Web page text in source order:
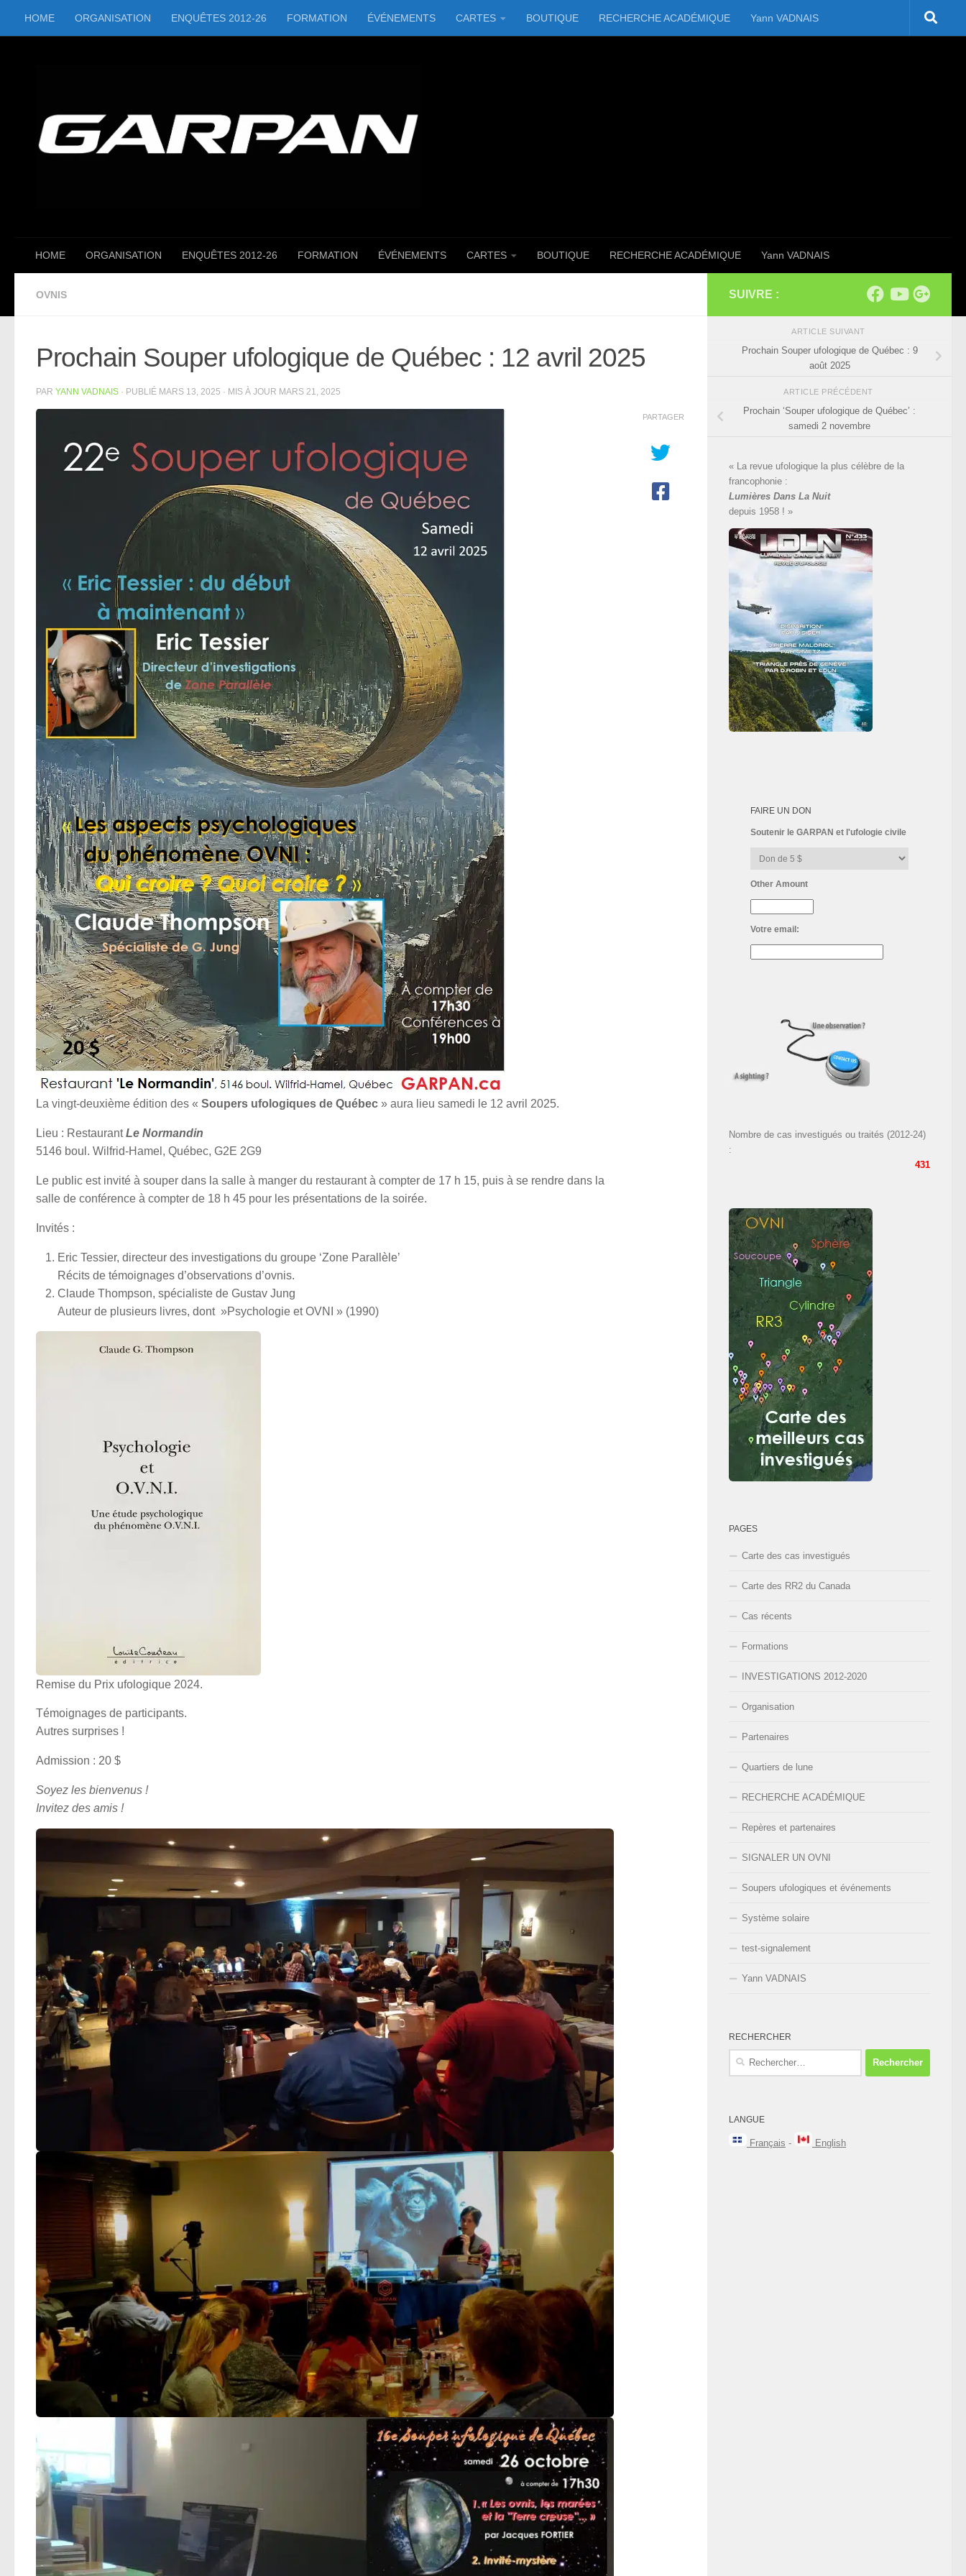
Skip to content
HOME ORGANISATION ENQUÊTES 2012-26 FORMATION ÉVÉNEMENTS CARTES BOUTIQUE RECHERCHE ACADÉMIQUE Yann VADNAIS
HOME ORGANISATION ENQUÊTES 2012-26 FORMATION ÉVÉNEMENTS CARTES BOUTIQUE RECHERCHE ACADÉMIQUE Yann VADNAIS
OVNIS
Prochain Souper ufologique de Québec : 12 avril 2025
PAR YANN VADNAIS · PUBLIÉ MARS 13, 2025 · MIS À JOUR MARS 21, 2025
La vingt-deuxième édition des « Soupers ufologiques de Québec » aura lieu samedi le 12 avril 2025.
Lieu : RestaurantLe Normandin
5146 boul. Wilfrid-Hamel, Québec, G2E 2G9
Le public est invité à souper dans la salle à manger du restaurant à compter de 17 h 15, puis à se rendre dans la
salle de conférence à compter de 18 h 45 pour les présentations de la soirée.
Invités :
Eric Tessier, directeur des investigations du groupe ‘Zone Parallèle’
Récits de témoignages d’observations d’ovnis.
Claude Thompson, spécialiste de Gustav Jung
Auteur de plusieurs livres, dont »Psychologie et OVNI » (1990)
Remise du Prix ufologique 2024.
Témoignages de participants.
Autres surprises !
Admission : 20 $
Soyez les bienvenus !
Invitez des amis !
PARTAGER
SUIVRE :
ARTICLE SUIVANT
Prochain Souper ufologique de Québec : 9
août 2025
ARTICLE PRÉCÉDENT
Prochain ‘Souper ufologique de Québec’ :
samedi 2 novembre
« La revue ufologique la plus célèbre de la
francophonie :
Lumières Dans La Nuit
depuis 1958 ! »
FAIRE UN DON
Soutenir le GARPAN et l'ufologie civile
Other Amount
Votre email:
Nombre de cas investigués ou traités (2012-24)
:
431
PAGES
Carte des cas investigués
Carte des RR2 du Canada
Cas récents
Formations
INVESTIGATIONS 2012-2020
Organisation
Partenaires
Quartiers de lune
RECHERCHE ACADÉMIQUE
Repères et partenaires
SIGNALER UN OVNI
Soupers ufologiques et événements
Système solaire
test-signalement
Yann VADNAIS
RECHERCHER
Rechercher :
LANGUE
Français - English